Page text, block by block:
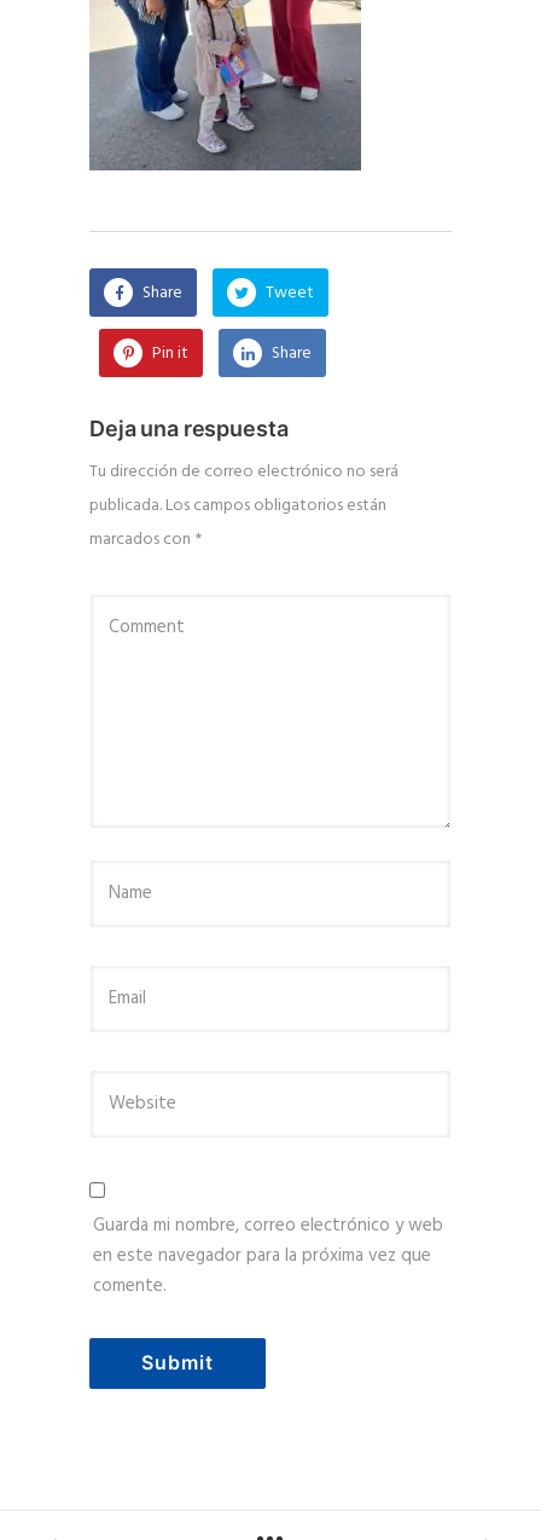
Share Tweet
Pin it Share
Deja una respuesta
Tu dirección de correo electrónico no será
publicada.Los campos obligatorios están
marcados con *
Guarda mi nombre, correo electrónico y web
en este navegador para la próxima vez que
comente.